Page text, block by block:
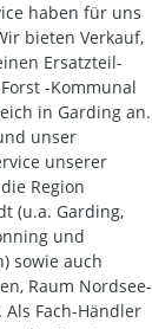
haben für uns
bieten Verkauf,
Ersatzteil-
-Kommunal
in Garding an.
unser
unserer
Region
(u.a. Garding,
und
sowie auch
Raum Nordsee-
Fach-Händler